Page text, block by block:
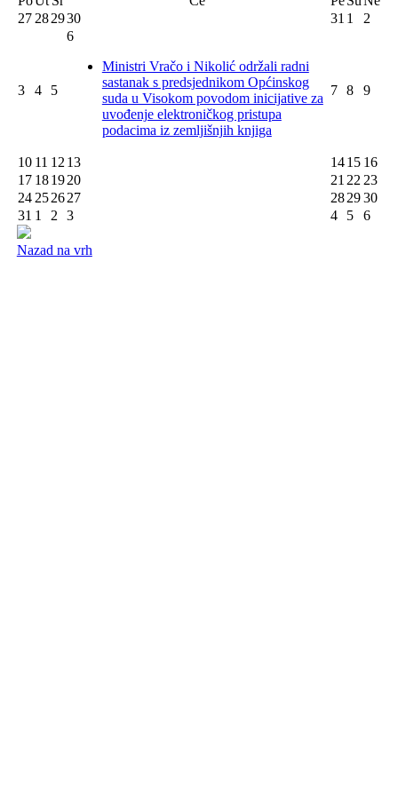
27282930 31 1 2
3 4 5
6
Ministri Vračo i Nikolić održali radni
sastanak s predsjednikom Općinskog
suda u Visokom povodom inicijative za
uvođenje elektroničkog pristupa
podacima iz zemljišnjih knjiga
7 8 9
10 11 1213 1415 16
17 181920 212223
24252627 282930
31 1 2 3 4 5 6
Nazad na vrh